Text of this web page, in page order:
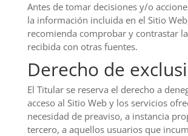
Antes de tomar decisiones y/o
la información incluida en el Sitio
recomienda comprobar y contrastar
recibida con otras fuentes.
Derecho de
El Titular se reserva el derecho a
acceso al Sitio Web y los servicios
necesidad de preaviso, a instancia
tercero, a aquellos usuarios que